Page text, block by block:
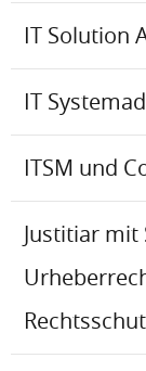
IT Solution
IT
ITSM und
Justitiar